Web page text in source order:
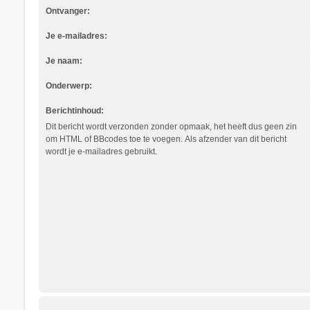
Ontvanger:
Je e-mailadres:
Je naam:
Onderwerp:
Berichtinhoud:
Dit bericht wordt verzonden zonder opmaak, het heeft dus geen zin
om HTML of BBcodes toe te voegen. Als afzender van dit bericht
wordt je e-mailadres gebruikt.